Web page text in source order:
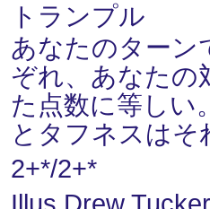
トランプル
あなたのターン
ぞれ、あなたの
た点数に等しい
とタフネスは
2+*/2+*